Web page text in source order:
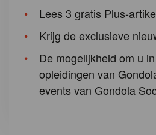
Lees 3 gratis Plus-
Krijg de exclusieve
De mogelijkheid om u
opleidingen van
events van Gondola